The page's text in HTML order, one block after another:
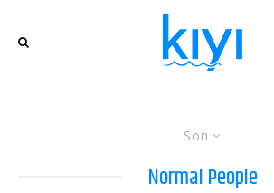
Son
Normal People